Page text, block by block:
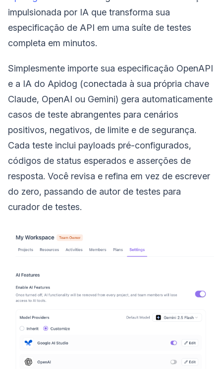
impulsionada por IA que transforma sua
especificação de API em uma suíte de testes
completa em minutos.
Simplesmente importe sua especificação OpenAPI
e a IA do Apidog (conectada à sua própria chave
Claude, OpenAI ou Gemini) gera automaticamente
casos de teste abrangentes para cenários
positivos, negativos, de limite e de segurança.
Cada teste inclui payloads pré-configurados,
códigos de status esperados e asserções de
resposta. Você revisa e refina em vez de escrever
do zero, passando de autor de testes para
curador de testes.